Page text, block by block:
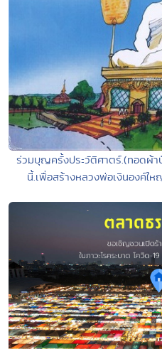
ร่วมบุญครั้งประวัติศาตร์.(ทอดผ้า
นี้.เพื่อสร้างหลวงพ่อเงินองค์ใ